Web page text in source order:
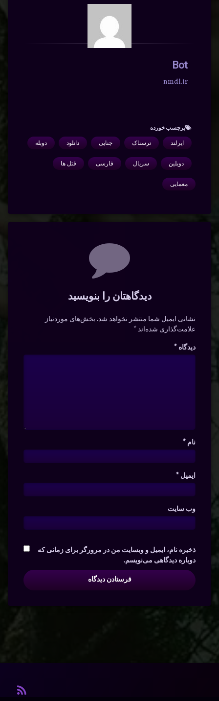
Bot
nmdl.ir
برچسب‌ خورده
ایرلند ترسناک جنایی دانلود دوبله
دوبلین سریال فارسی قتل ها
معمایی
دیدگاهتان را بنویسید
نشانی ایمیل شما منتشر نخواهد شد. بخش‌های موردنیاز
علامت‌گذاری شده‌اند*
دیدگاه *
نام *
ایمیل *
وب‌ سایت
ذخیره نام، ایمیل و وبسایت من در مرورگر برای زمانی که
دوباره دیدگاهی می‌نویسم.
آر